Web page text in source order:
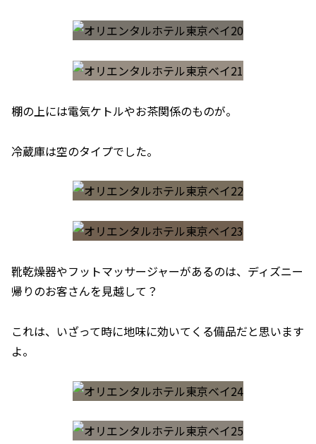
棚の上には電気ケトルやお茶関係のものが。
冷蔵庫は空のタイプでした。
靴乾燥器やフットマッサージャーがあるのは、ディズニー
帰りのお客さんを見越して？
これは、いざって時に地味に効いてくる備品だと思います
よ。